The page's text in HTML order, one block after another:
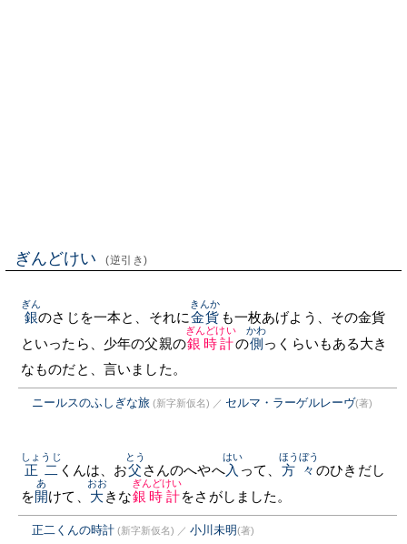
ぎんどけい (逆引き)
銀
ぎん
のさじを一本と、それに金貨
きんか
も一枚あげよう、その金貨
といったら、少年の父親の銀時計
ぎんどけい
の側
かわ
っくらいもある大き
なものだと、言いました。
ニールスのふしぎな旅 (新字新仮名) ／ セルマ・ラーゲルレーヴ(著)
正二
しょうじ
くんは、お父
とう
さんのへやへ入
はい
って、 方々
ほうぼう
のひきだし
を開
あ
けて、 大
おお
きな銀時計
ぎんどけい
をさがしました。
正二くんの時計 (新字新仮名) ／ 小川未明(著)